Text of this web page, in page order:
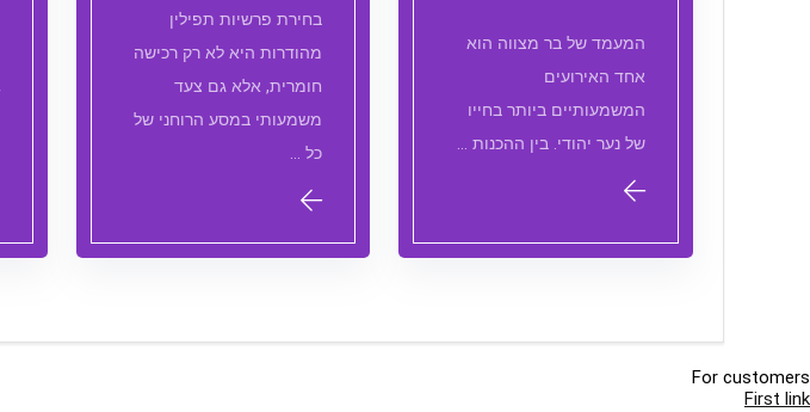
המעמד של בר מצווה הוא
אחד האירועים
המשמעותיים ביותר בחייו
של נער יהודי. בין ההכנות …
בחירת פרשיות תפילין
מהודרות היא לא רק רכישה
חומרית, אלא גם צעד
משמעותי במסע הרוחני של
כל …
For customers
First link